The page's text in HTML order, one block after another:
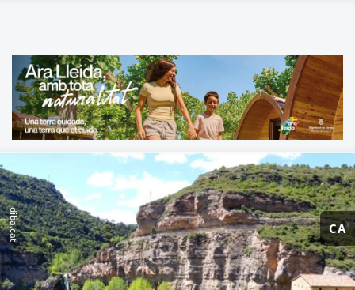
CA
diba.cat